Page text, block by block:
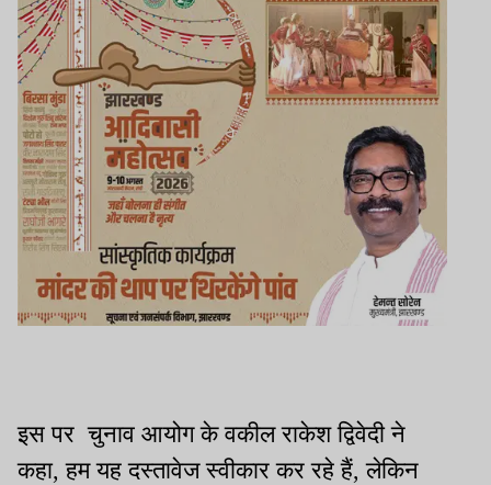
इस पर चुनाव आयोग के वकील राकेश द्विवेदी ने
कहा, हम यह दस्तावेज स्वीकार कर रहे हैं, लेकिन